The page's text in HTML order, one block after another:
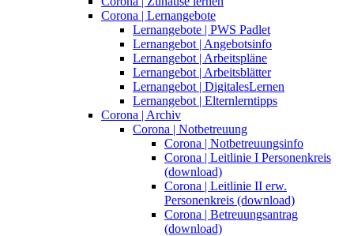
Corona | Lernangebote
Lernangebote | PWS Padlet
Lernangebot | Angebotsinfo
Lernangebot | Arbeitspläne
Lernangebot | Arbeitsblätter
Lernangebot | DigitalesLernen
Lernangebot | Elternlerntipps
Corona | Archiv
Corona | Notbetreuung
Corona | Notbetreuungsinfo
Corona | Leitlinie I Personenkreis
(download)
Corona | Leitlinie II erw.
Personenkreis (download)
Corona | Betreuungsantrag
(download)